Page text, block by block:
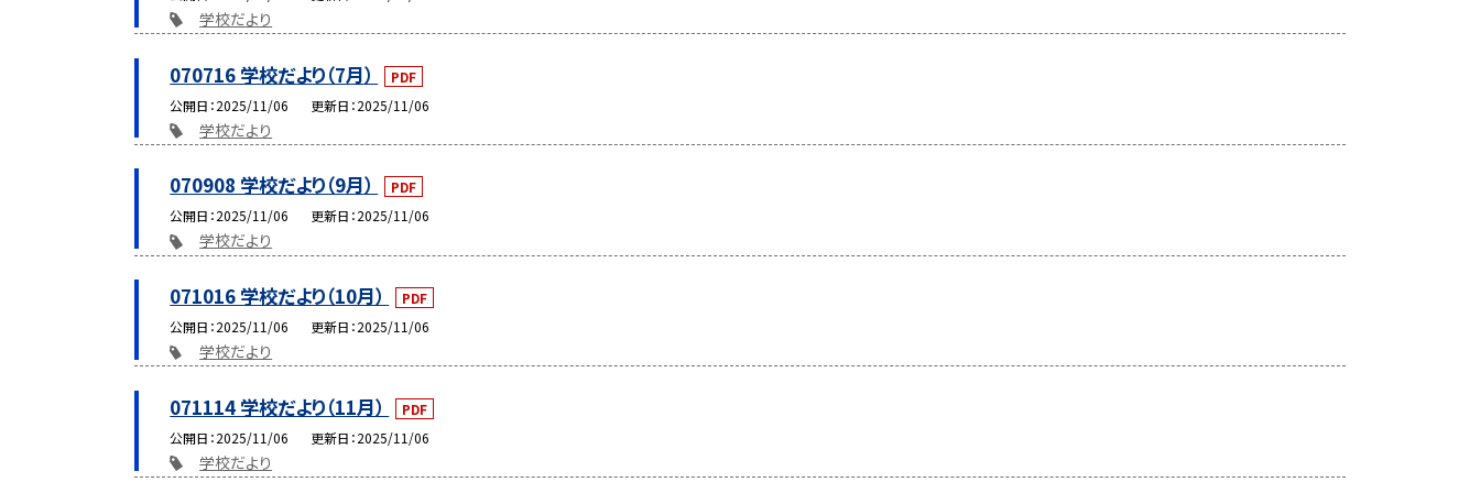
学校だより
070716 学校だより（7月）
PDF
公開日 2025/11/06 更新日 2025/11/06
学校だより
070908 学校だより（9月）
PDF
公開日 2025/11/06 更新日 2025/11/06
学校だより
071016 学校だより（10月）
PDF
公開日 2025/11/06 更新日 2025/11/06
学校だより
071114 学校だより（11月）
PDF
公開日 2025/11/06 更新日 2025/11/06
学校だより